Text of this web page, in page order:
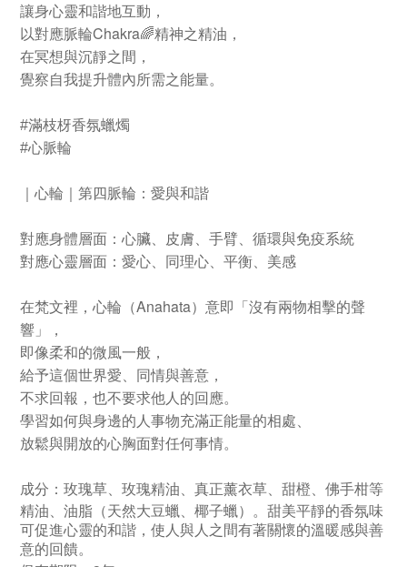
讓身心靈和諧地互動，
以對應脈輪Chakra🌈精神之精油，
在冥想與沉靜之間，
覺察自我提升體內所需之能量。
#滿枝枒香氛蠟燭
#心脈輪
｜心輪｜第四脈輪：愛與和諧
對應身體層面：心臟、皮膚、手臂、循環與免疫系統
對應心靈層面：愛心、同理心、平衡、美感
在梵文裡，心輪（Anahata）意即「沒有兩物相擊的聲
響」，
即像柔和的微風一般，
給予這個世界愛、同情與善意，
不求回報，也不要求他人的回應。
學習如何與身邊的人事物充滿正能量的相處、
放鬆與開放的心胸面對任何事情。
成分： 玫瑰草、玫瑰精油、真正薰衣草、甜橙、佛手柑等
精油、油脂（天然大豆蠟、椰子蠟）。
甜美平靜的香氛味
可促進心靈的和諧，使人與人之間有著關懷的溫暖感與善
意的回饋。